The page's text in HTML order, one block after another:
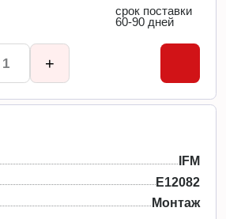
срок поставки
60-90 дней
+
IFM
E12082
Монтаж